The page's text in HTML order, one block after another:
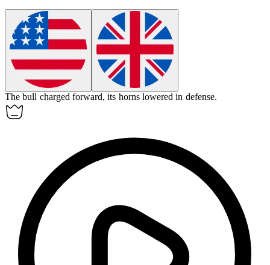
The bull charged forward, its horns lowered in defense.